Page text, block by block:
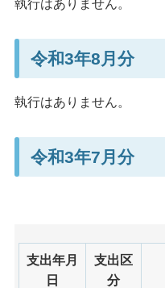
執行はありません。
令和3年8月分
執行はありません。
令和3年7月分
支出年月
日
支出区
分